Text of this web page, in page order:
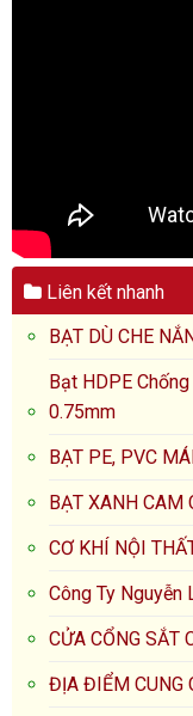
Liên kết nhanh
BẠT DÙ CHE
Bạt HDPE
0.75mm
BẠT PE, PVC
BẠT XANH CAM
CƠ KHÍ NỘI
Công Ty Nguyễn
CỬA CỔNG SẮT
ĐỊA ĐIỂM CUNG